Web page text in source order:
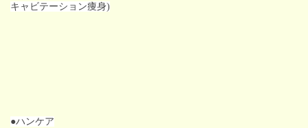
キャビテーション痩身)
●ハンケア